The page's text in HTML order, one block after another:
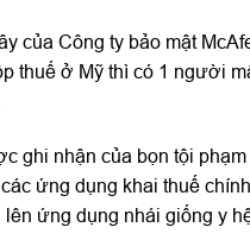
của Công ty bảo mật
thuế ở Mỹ thì có 1 người
ghi nhận của bọn tội phạm
ứng dụng khai thuế
ứng dụng nhái giống y